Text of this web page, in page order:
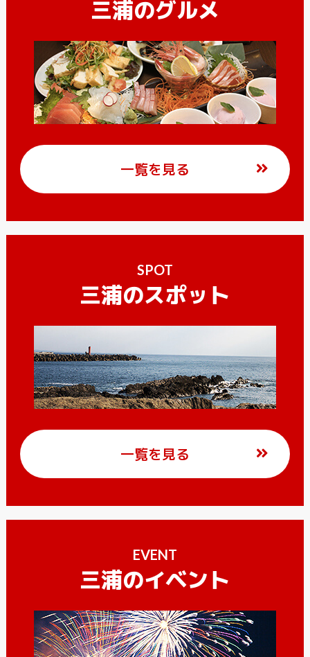
三浦のグルメ
一覧を見る
SPOT
三浦のスポット
一覧を見る
EVENT
三浦のイベント